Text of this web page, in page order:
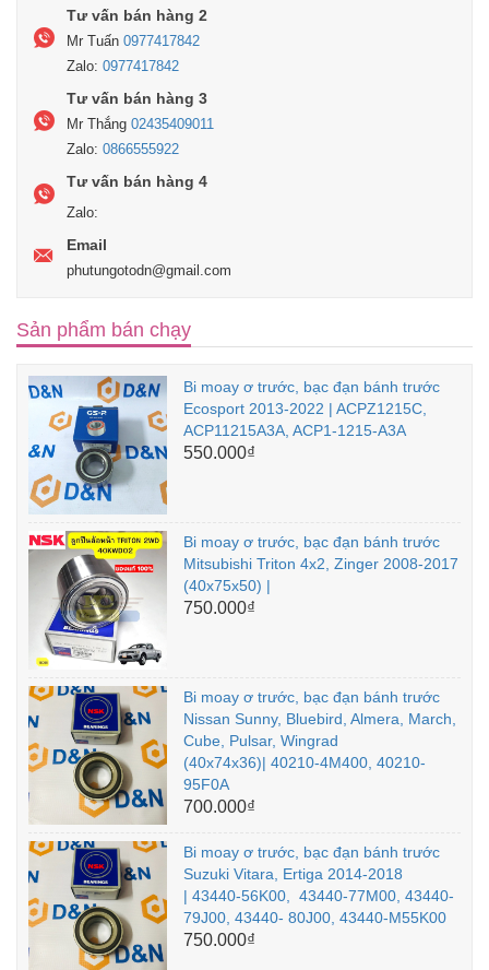
Tư vấn bán hàng 2
Mr Tuấn 0977417842
Zalo: 0977417842
Tư vấn bán hàng 3
Mr Thắng 02435409011
Zalo: 0866555922
Tư vấn bán hàng 4
Zalo:
Email
phutungotodn@gmail.com
Sản phẩm bán chạy
Bi moay ơ trước, bạc đạn bánh trước
Ecosport 2013-2022 | ACPZ1215C,
ACP11215A3A, ACP1-1215-A3A
550.000₫
Bi moay ơ trước, bạc đạn bánh trước
Mitsubishi Triton 4x2, Zinger 2008-2017
(40x75x50) |
750.000₫
Bi moay ơ trước, bạc đạn bánh trước
Nissan Sunny, Bluebird, Almera, March,
Cube, Pulsar, Wingrad
(40x74x36)| 40210-4M400, 40210-
95F0A
700.000₫
Bi moay ơ trước, bạc đạn bánh trước
Suzuki Vitara, Ertiga 2014-2018
| 43440-56K00, 43440-77M00, 43440-
79J00, 43440- 80J00, 43440-M55K00
750.000₫